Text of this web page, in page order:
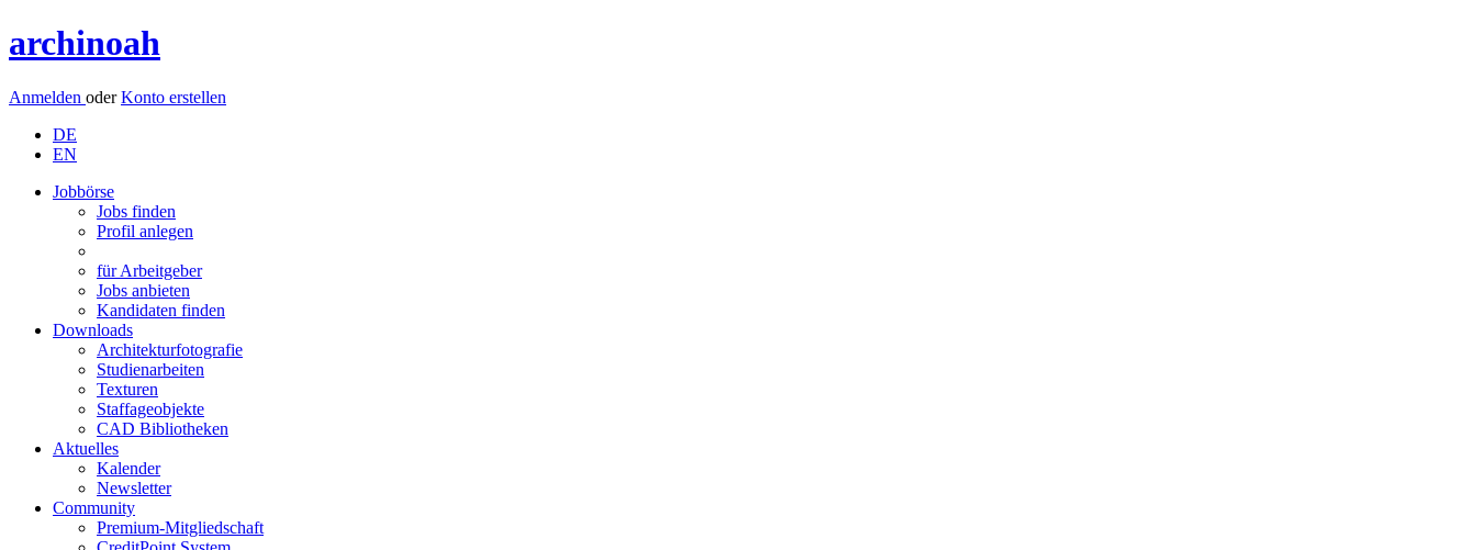
archinoah
Anmelden oderKonto erstellen
DE
EN
Jobbörse
Jobs finden
Profil anlegen
für Arbeitgeber
Jobs anbieten
Kandidaten finden
Downloads
Architekturfotografie
Studienarbeiten
Texturen
Staffageobjekte
CAD Bibliotheken
Aktuelles
Kalender
Newsletter
Community
Premium-Mitgliedschaft